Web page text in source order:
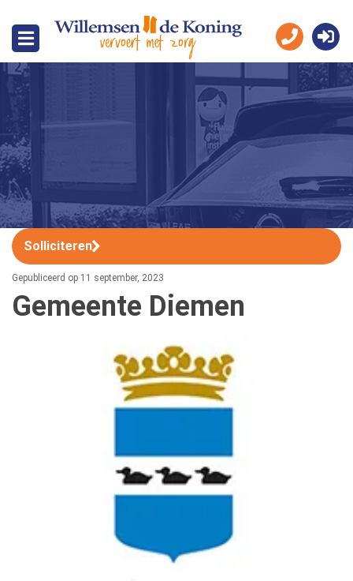
Solliciteren
Gepubliceerd op 11 september, 2023
Gemeente Diemen